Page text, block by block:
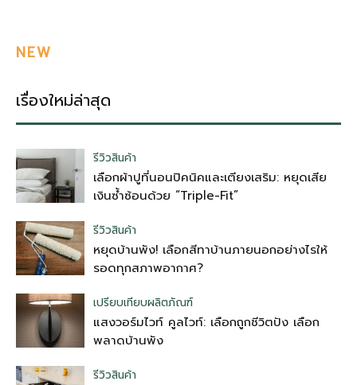
NEW
เรื่องใหม่ล่าสุด
รีวิวสินค้า
เลือกผ้าปูที่นอนปิคนิคและเตียงเสริม: หยุดเสีย
เงินซ้ำซ้อนด้วย “Triple-Fit”
รีวิวสินค้า
หยุดบ้านพัง! เลือกสีทาบ้านภายนอกอย่างไรให้
รอดทุกสภาพอากาศ?
เปรียบเทียบผลิตภัณฑ์
แสงวอร์มไวท์ คูลไวท์: เลือกถูกชีวิตปัง เลือก
พลาดบ้านพัง
รีวิวสินค้า